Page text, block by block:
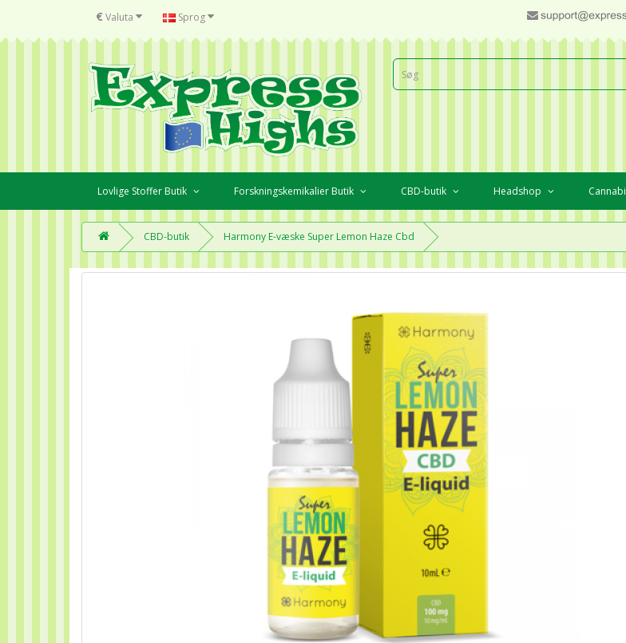
€ Valuta Sprog
Lovlige Stoffer Butik Forskningskemikalier Butik CBD-butik Headshop
CBD-butik Harmony E-væske Super Lemon Haze Cbd